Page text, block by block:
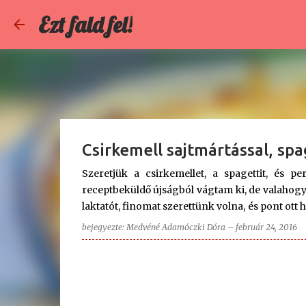
Ezt fald fel!
Csirkemell sajtmártással,
Szeretjük a csirkemellet, a spagettit, és
receptbeküldő újságból vágtam ki, de
laktatót, finomat szerettünk volna, és pont ott
egy fél kiló csirkemell is. Ekkor ugrott be,
valamivel, amihez pont ezek kellenek...
bejegyezte:Medvéné Adamóczki Dóra – február 24, 2016